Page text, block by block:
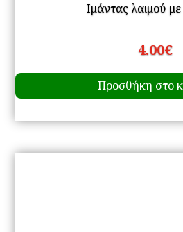
Ιμάντας λαιμού
4.00€
Προσθήκη στο